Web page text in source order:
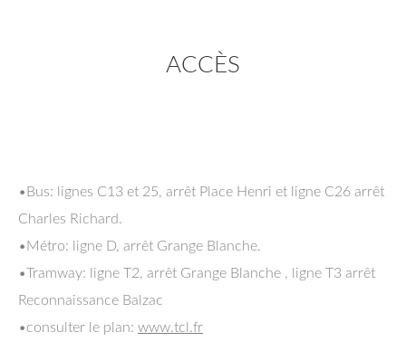
ACCÈS
•Bus: lignes C13 et 25, arrêt Place Henri et ligne C26 arrêt
Charles Richard.
•Métro: ligne D, arrêt Grange Blanche.
•Tramway: ligne T2, arrêt Grange Blanche , ligne T3 arrêt
Reconnaissance Balzac
•consulter le plan: www.tcl.fr